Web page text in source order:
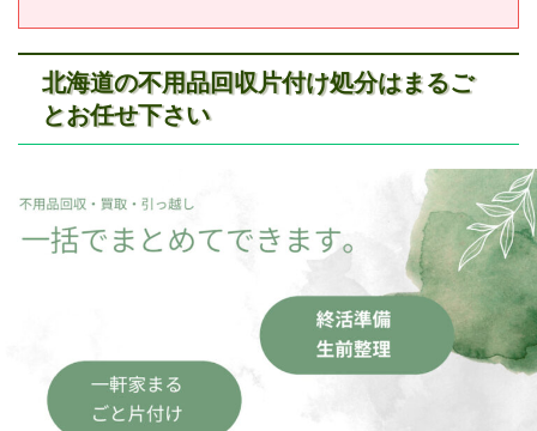
北海道の不用品回収片付け処分はまるご
とお任せ下さい